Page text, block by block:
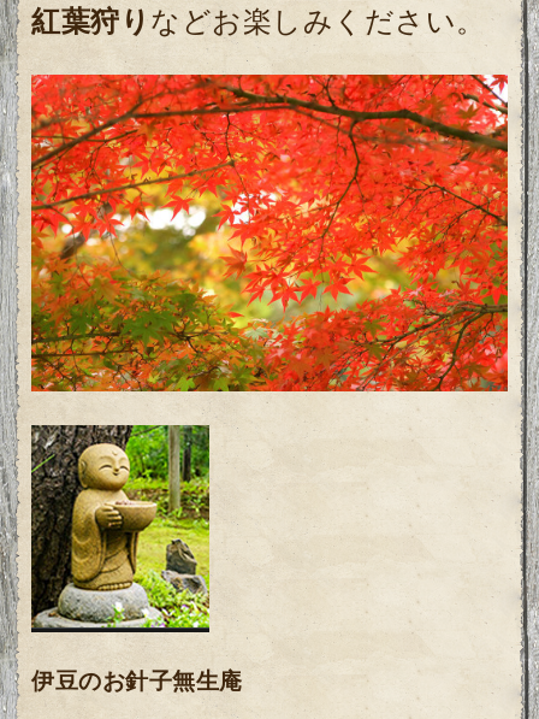
紅葉狩りなどお楽しみください。
伊豆のお針子無生庵